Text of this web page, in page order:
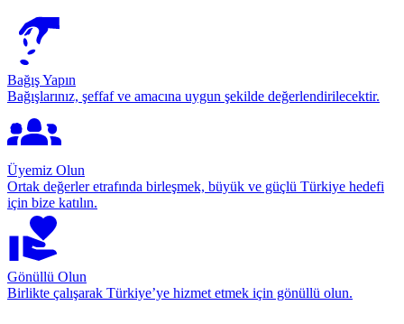
Bağış Yapın
Bağışlarınız, şeffaf ve amacına uygun şekilde değerlendirilecektir.
Üyemiz Olun
Ortak değerler etrafında birleşmek, büyük ve güçlü Türkiye hedefi
için bize katılın.
Gönüllü Olun
Birlikte çalışarak Türkiye’ye hizmet etmek için gönüllü olun.